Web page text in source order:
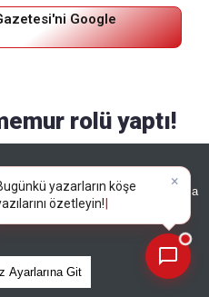
sitemizde
KVKK ve GDPR kapsamında
içinAydınlatma Metnimizi
Ayarlarına Git
Google
rolü yaptı!
lira… Ne varsa
2026 - 16:26
×
yazarların köşe
özetleyi